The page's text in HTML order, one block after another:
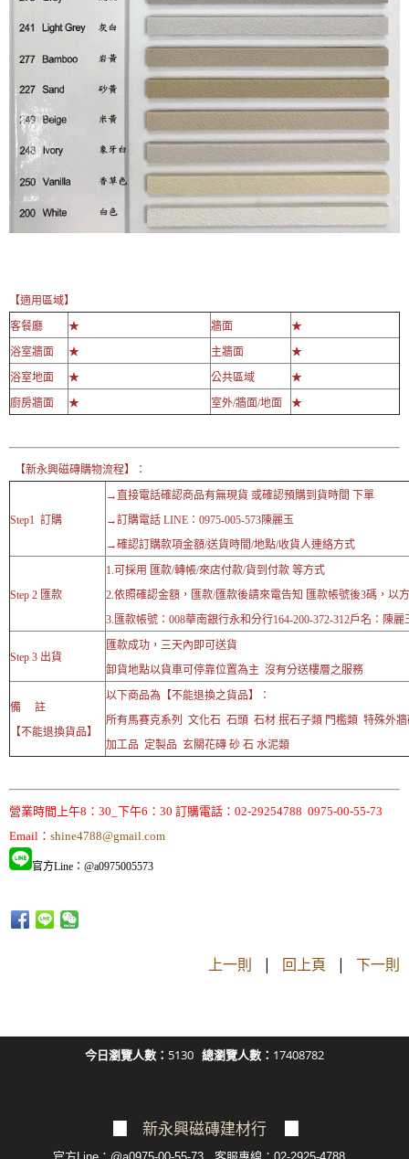
【適用區域】
客餐廳
★ 牆面
★
浴室牆面
★ 主牆面
★
浴室地面
★ 公共區域
★
廚房牆面
★ 室外/牆面/地面 ★
【新永興磁磚購物流程】：
Step1 訂購
→直接電話確認商品有無現貨 或確認預購到貨時間 下單
→訂購電話 LINE：0975-005-573陳麗玉
→確認訂購款項金額/送貨時間/地點/收貨人連絡方式
Step 2 匯款
1.可採用 匯款/轉帳/來店付款/貨到付款 等方式
2.依照確認金額，匯款/匯款後請來電告知 匯款帳號後3碼，以
3.匯款帳號：008華南銀行永和分行164-200-372-312戶名：陳麗
Step 3 出貨
匯款成功，三天內即可送貨
卸貨地點以貨車可停靠位置為主 沒有分送樓層之服務
備 註
【不能退換貨品】
以下商品為【不能退換之貨品】：
所有馬賽克系列 文化石 石頭 石材 抿石子類 門檻類 特殊外
加工品 定製品 玄關花磚 砂 石 水泥類
營業時間上午8：30_下午6：30 訂購電話：02-29254788 0975-00-55-73
Email： shine4788@gmail.com
官方Line：@a0975005573
上一則 | 回上頁 | 下一則
今日瀏覽人數： 5130 總瀏覽人數： 17408782
新永興磁磚建材行